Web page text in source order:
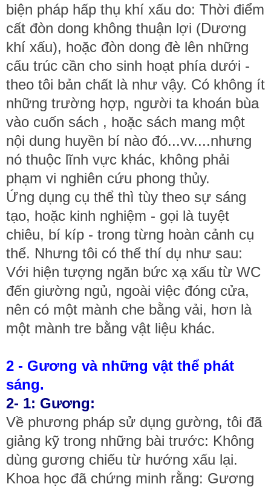
biện pháp hấp thụ khí xấu do: Thời điểm
cất đòn dong không thuận lợi (Dương
khí xấu), hoặc đòn dong đè lên những
cấu trúc cần cho sinh hoạt phía dưới -
theo tôi bản chất là như vậy. Có không ít
những trường hợp, người ta khoán bùa
vào cuốn sách , hoặc sách mang một
nội dung huyền bí nào đó...vv....nhưng
nó thuộc lĩnh vực khác, không phải
phạm vi nghiên cứu phong thủy.
Ứng dụng cụ thể thì tùy theo sự sáng
tạo, hoặc kinh nghiệm - gọi là tuyệt
chiêu, bí kíp - trong từng hoàn cảnh cụ
thể. Nhưng tôi có thể thí dụ như sau:
Với hiện tượng ngăn bức xạ xấu từ WC
đến giường ngủ, ngoài việc đóng cửa,
nên có một mành che bằng vải, hơn là
một mành tre bằng vật liệu khác.
2 - Gương và những vật thể phát
sáng.
2- 1: Gương:
Về phương pháp sử dụng gường, tôi đã
giảng kỹ trong những bài trước: Không
dùng gương chiếu từ hướng xấu lại.
Khoa học đã chứng minh rằng: Gương